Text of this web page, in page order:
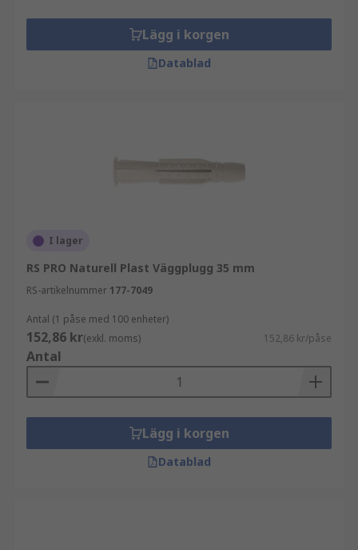
Lägg i korgen
Datablad
I lager
RS PRO Naturell Plast Väggplugg 35 mm
RS-artikelnummer 177-7049
Antal (1 påse med 100 enheter)
152,86 kr(exkl. moms) 152,86 kr/påse
Antal
Lägg i korgen
Datablad